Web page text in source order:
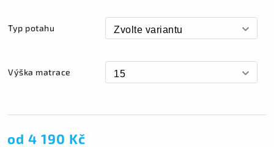
Typ potahu
Výška matrace
od 4 190 Kč